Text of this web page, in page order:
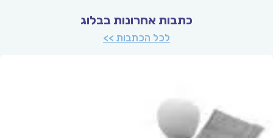
כתבות אחרונות בבלוג
לכל הכתבות >>